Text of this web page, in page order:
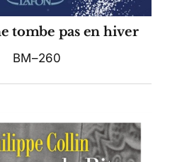
tombe pas en hiver
BM–260